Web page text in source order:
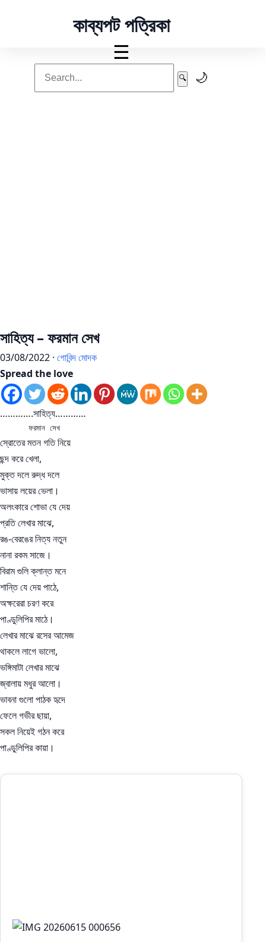
কাব্যপট পত্রিকা
☰
🔍 🌙
সাহিত্য – ফরমান সেখ
03/08/2022 · গোবিন্দ মোদক
Spread the love
………….সাহিত্য…………
      ফরমান সেখ
স্রোতের মতন গতি নিয়ে
ছন্দ করে খেলা,
মুক্ত দলে রুদ্ধ দলে
ভাসায় লয়ের ভেলা।
অলংকারে শোভা যে দেয়
প্রতি লেখার মাঝে,
রঙ-বেরঙের নিত্য নতুন
নানা রকম সাজে।
বিরাম গুলি ক্লান্ত মনে
শান্তি যে দেয় পাঠে,
অক্ষরেরা চরণ করে
পাণ্ডুলিপির মাঠে।
লেখার মাঝে রসের আমেজ
থাকলে লাগে ভালো,
ভঙ্গিমাটা লেখার মাঝে
জ্বালায় মধুর আলো।
ভাবনা গুলো পাঠক হৃদে
ফেলে গভীর ছায়া,
সকল নিয়েই গঠন করে
পাণ্ডুলিপির কায়া।